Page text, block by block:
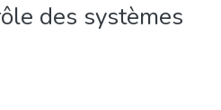
des systèmes